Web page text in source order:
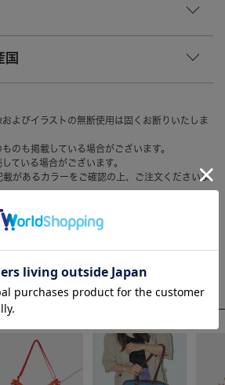
国
よびイラストの無断使用は固くお断りいたしま
のも掲載している場合がございます。
ている場合がございます。
載があるカラーをご確認の上、ご注文くださいま